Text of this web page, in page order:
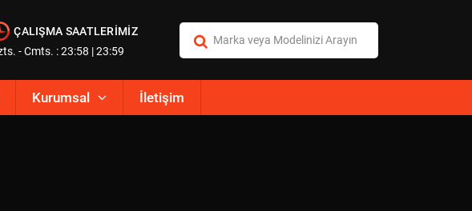
ÇALIŞMA SAATLERİMİZ
- Cmts. : 23:58 | 23:59
Kurumsal İletişim